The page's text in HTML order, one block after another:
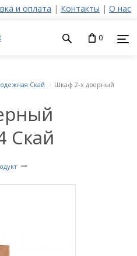
и оплата | Контакты | О нас
0
Скай
Скай
Шкаф 2-х дверный